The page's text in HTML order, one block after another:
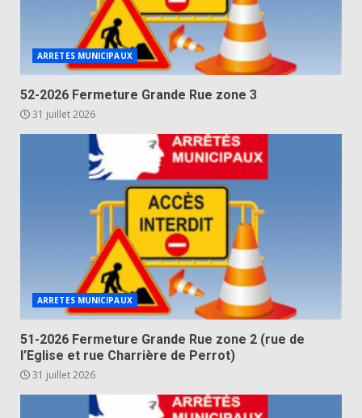
ARRETES MUNICIPAUX
52-2026 Fermeture Grande Rue zone 3
31 juillet 2026
ARRETES MUNICIPAUX
51-2026 Fermeture Grande Rue zone 2 (rue de
l’Eglise et rue Charrière de Perrot)
31 juillet 2026